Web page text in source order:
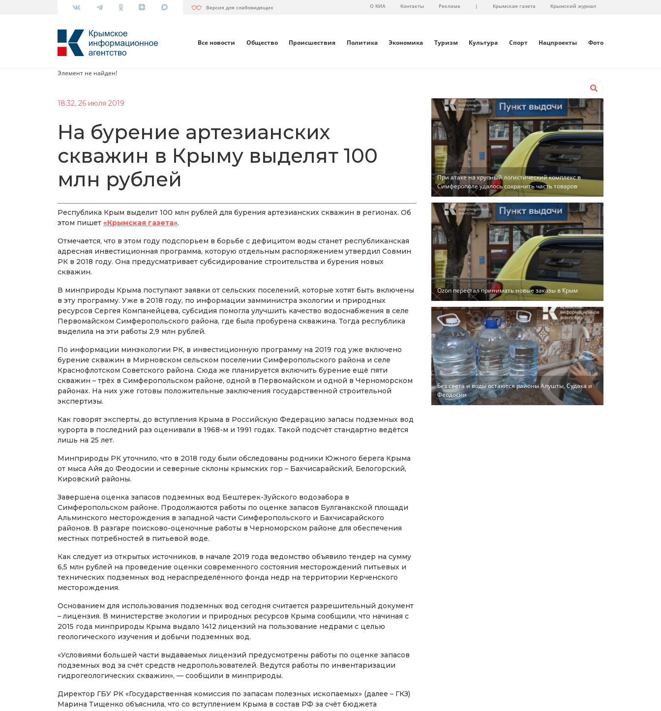
Версия для слабовидящих О КИА Контакты Реклама | Крымская газета Крымский журнал
Все новости Общество Происшествия Политика Экономика Туризм Культура Спорт Нацпроекты Фото
Элемент не найден!
18:32, 26 июля 2019
На бурение артезианских
скважин в Крыму выделят 100
млн рублей
Республика Крым выделит 100 млн рублей для бурения артезианских скважин в регионах. Об
этом пишет «Крымская газета».
Отмечается, что в этом году подспорьем в борьбе с дефицитом воды станет республиканская
адресная инвестиционная программа, которую отдельным распоряжением утвердил Совмин
РК в 2018 году. Она предусматривает субсидирование строительства и бурения новых
скважин.
В минприроды Крыма поступают заявки от сельских поселений, которые хотят быть включены
в эту программу. Уже в 2018 году, по информации замминистра экологии и природных
ресурсов Сергея Компанейцева, субсидия помогла улучшить качество водоснабжения в селе
Первомайском Симферопольского района, где была пробурена скважина. Тогда республика
выделила на эти работы 2,9 млн рублей.
По информации минэкологии РК, в инвестиционную программу на 2019 год уже включено
бурение скважин в Мирновском сельском поселении Симферопольского района и селе
Краснофлотском Советского района. Сюда же планируется включить бурение ещё пяти
скважин – трёх в Симферопольском районе, одной в Первомайском и одной в Черноморском
районах. На них уже готовы положительные заключения государственной строительной
экспертизы.
Как говорят эксперты, до вступления Крыма в Российскую Федерацию запасы подземных вод
курорта в последний раз оценивали в 1968-м и 1991 годах. Такой подсчёт стандартно ведётся
лишь на 25 лет.
Минприроды РК уточнило, что в 2018 году были обследованы родники Южного берега Крыма
от мыса Айя до Феодосии и северные склоны крымских гор – Бахчисарайский, Белогорский,
Кировский районы.
Завершена оценка запасов подземных вод Бештерек-Зуйского водозабора в
Симферопольском районе. Продолжаются работы по оценке запасов Булганакской площади
Альминского месторождения в западной части Симферопольского и Бахчисарайского
районов. В разгаре поисково-оценочные работы в Черноморском районе для обеспечения
местных потребностей в питьевой воде.
Как следует из открытых источников, в начале 2019 года ведомство объявило тендер на сумму
6,5 млн рублей на проведение оценки современного состояния месторождений питьевых и
технических подземных вод нераспределённого фонда недр на территории Керченского
месторождения.
Основанием для использования подземных вод сегодня считается разрешительный документ
– лицензия. В министерстве экологии и природных ресурсов Крыма сообщили, что начиная с
2015 года минприроды Крыма выдало 1412 лицензий на пользование недрами с целью
геологического изучения и добычи подземных вод.
«Условиями большей части выдаваемых лицензий предусмотрены работы по оценке запасов
подземных вод за счёт средств недропользователей. Ведутся работы по инвентаризации
гидрогеологических скважин», — сообщили в минприроды.
Директор ГБУ РК «Государственная комиссия по запасам полезных ископаемых» (далее – ГКЗ)
Марина Тищенко объяснила, что со вступлением Крыма в состав РФ за счёт бюджета
При атаке на крупный логистический комплекс в
Симферополе удалось сохранить часть товаров
Ozon перестал принимать новые заказы в Крым
Без света и воды остаются районы Алушты, Судака и
Феодосии